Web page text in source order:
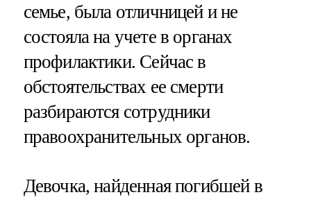
семье, была отличницей и не
состояла на учете в органах
профилактики. Сейчас в
обстоятельствах ее смерти
разбираются сотрудники
правоохранительных органов.
Девочка, найденная погибшей в